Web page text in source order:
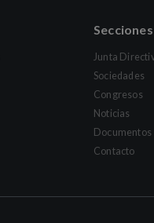
Secciones
Junta
Sociedades
Congresos
Noticias
Documentos
Contacto